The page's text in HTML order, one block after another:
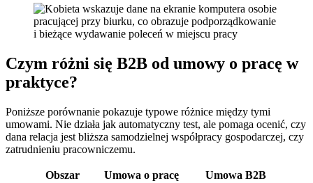
Czym różni się B2B od umowy o pracę w
praktyce?
Poniższe porównanie pokazuje typowe różnice między tymi
umowami. Nie działa jak automatyczny test, ale pomaga ocenić, czy
dana relacja jest bliższa samodzielnej współpracy gospodarczej, czy
zatrudnieniu pracowniczemu.
Obszar Umowa o pracę Umowa B2B